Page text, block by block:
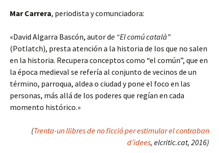
Mar Carrera, periodista y comunciadora:
«David Algarra Bascón, autor de “El comú català”
(Potlatch), presta atención a la historia de los que no salen
en la historia. Recupera conceptos como “el común”, que en
la época medieval se refería al conjunto de vecinos de un
término, parroqua, aldea o ciudad y pone el foco en las
personas, más allá de los poderes que regían en cada
momento histórico.»
(Trenta-un llibres de no ficció per estimular el contraban
d’idees, elcritic.cat, 2016)